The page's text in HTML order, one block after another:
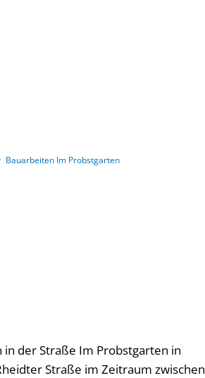
Bauarbeiten Im Probstgarten
in der Straße Im Probstgarten in
Straße im Zeitraum zwischen